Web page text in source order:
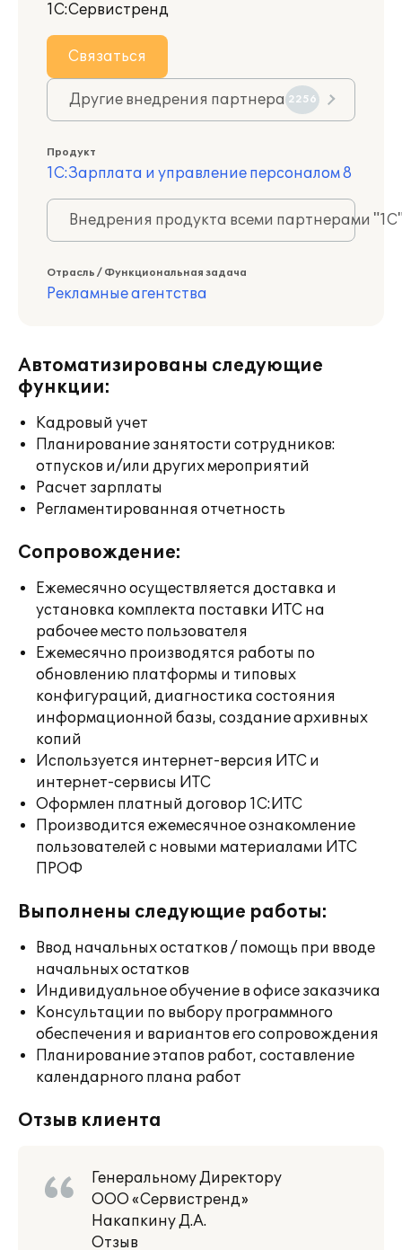
1С:Сервистренд
Связаться
Другие внедрения партнера 2256
Продукт
1С:Зарплата и управление персоналом 8
Внедрения продукта всеми партнерами
Отрасль / Функциональная задача
Рекламные агентства
Автоматизированы следующие
функции:
Кадровый учет
Планирование занятости сотрудников:
отпусков и/или других мероприятий
Расчет зарплаты
Регламентированная отчетность
Сопровождение:
Ежемесячно осуществляется доставка и
установка комплекта поставки ИТС на
рабочее место пользователя
Ежемесячно производятся работы по
обновлению платформы и типовых
конфигураций, диагностика состояния
информационной базы, создание архивных
копий
Используется интернет-версия ИТС и
интернет-сервисы ИТС
Оформлен платный договор 1С:ИТС
Производится ежемесячное ознакомление
пользователей с новыми материалами ИТС
ПРОФ
Выполнены следующие работы:
Ввод начальных остатков / помощь при вводе
начальных остатков
Индивидуальное обучение в офисе заказчика
Консультации по выбору программного
обеспечения и вариантов его сопровождения
Планирование этапов работ, составление
календарного плана работ
Отзыв клиента
Генеральному Директору
ООО «Сервистренд»
Накапкину Д.А.
Отзыв